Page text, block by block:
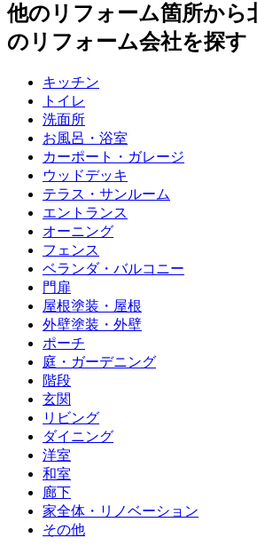
他のリフォーム箇所から
のリフォーム会社を探す
キッチン
トイレ
洗面所
お風呂・浴室
カーポート・ガレージ
ウッドデッキ
テラス・サンルーム
エントランス
オーニング
フェンス
ベランダ・バルコニー
門扉
屋根塗装・屋根
外壁塗装・外壁
ポーチ
庭・ガーデニング
階段
玄関
リビング
ダイニング
洋室
和室
廊下
家全体・リノベーション
その他